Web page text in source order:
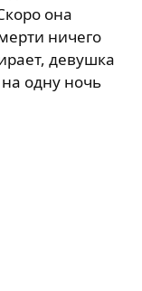
она
ничего
девушка
одну ночь